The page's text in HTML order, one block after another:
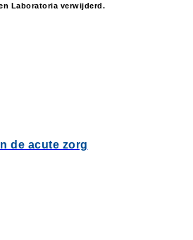
de acute zorg
Laboratoria verwijderd.